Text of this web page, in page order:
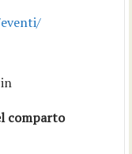
in
comparto